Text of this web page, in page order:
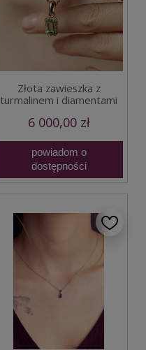
Złota zawieszka z
turmalinem i diamentami
6 000,00 zł
powiadom o
dostępności